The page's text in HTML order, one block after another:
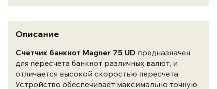
Описание
Счетчик банкнот Magner 75 UD предназначен
для пересчета банкнот различных валют, и
отличается высокой скоростью пересчета.
Устройство обеспечивает максимально точную